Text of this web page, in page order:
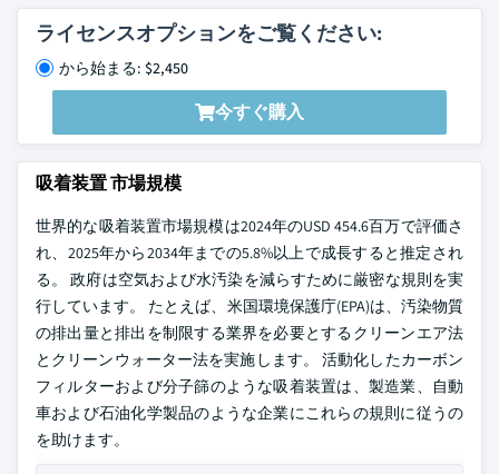
ライセンスオプションをご覧ください:
から始まる: $2,450
今すぐ購入
吸着装置 市場規模
世界的な吸着装置市場規模は2024年のUSD 454.6百万で評価さ
れ、2025年から2034年までの5.8%以上で成長すると推定され
る。 政府は空気および水汚染を減らすために厳密な規則を実
行しています。 たとえば、米国環境保護庁(EPA)は、汚染物質
の排出量と排出を制限する業界を必要とするクリーンエア法
とクリーンウォーター法を実施します。 活動化したカーボン
フィルターおよび分子篩のような吸着装置は、製造業、自動
車および石油化学製品のような企業にこれらの規則に従うの
を助けます。